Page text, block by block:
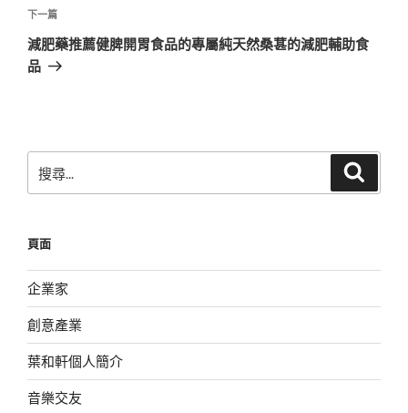
章
下
一
篇
下一篇
減肥藥推薦健脾開胃食品的專屬純天然桑葚的減肥輔助食
品
尋
字:
頁面
企業家
創意產業
葉和軒個人簡介
音樂交友